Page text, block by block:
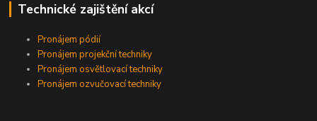
Technické zajištění akcí
Pronájem pódií
Pronájem projekční techniky
Pronájem osvětlovací techniky
Pronájem ozvučovací techniky